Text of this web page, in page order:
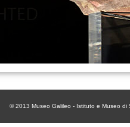
© 2013 Museo Galileo - Istituto e Museo di